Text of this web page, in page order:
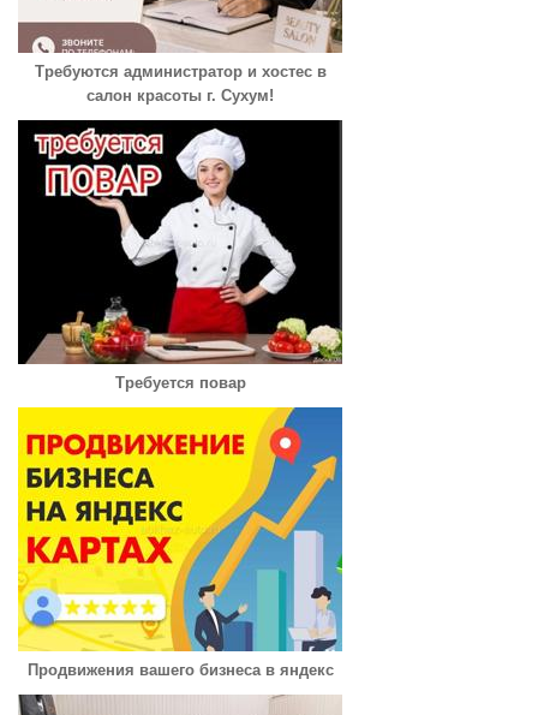
Требуются администратор и хостес в
салон красоты г. Сухум!
Требуется повар
Продвижения вашего бизнеса в яндекс